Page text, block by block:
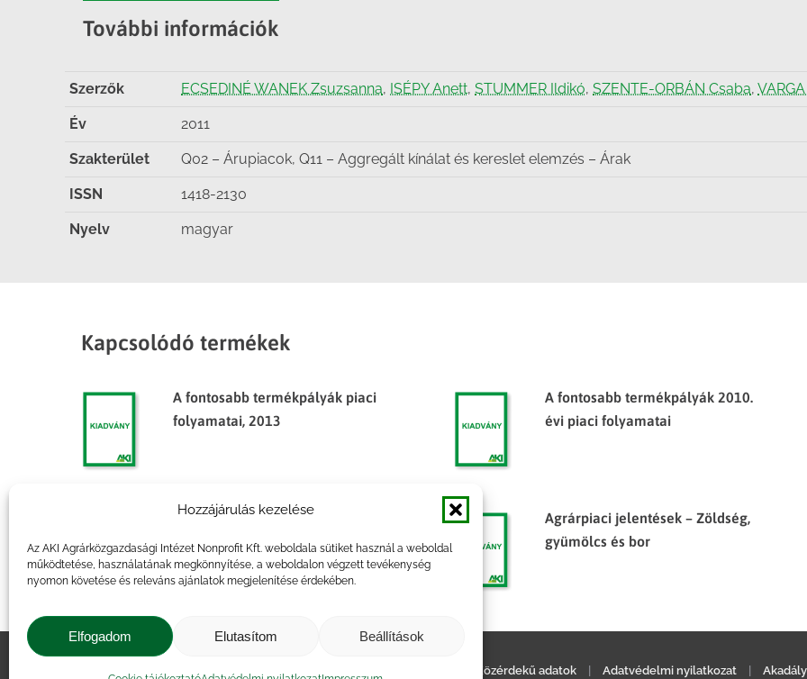
Hozzájárulás kezelése
Az AKI Agrárközgazdasági Intézet Nonprofit Kft. weboldala sütiket használ a weboldal
működtetése, használatának megkönnyítése, a weboldalon végzett tevékenység
nyomon követése és releváns ajánlatok megjelenítése érdekében.
Elfogadom Elutasítom Beállítások
További információk
Szerzők ECSEDINÉ WANEK Zsuzsanna, ISÉPY Anett, STUMMER Ildikó, SZENTE-ORBÁN Csaba,
Év 2011
Szakterület Q02 – Árupiacok, Q11 – Aggregált kínálat és kereslet elemzés – Árak
ISSN 1418-2130
Nyelv magyar
Kapcsolódó termékek
A fontosabb termékpályák piaci
folyamatai, 2013
A fontosabb termékpályák 2010.
évi piaci folyamatai
Agrárpiaci jelentések – Zöldség,
gyümölcs és bor
Agrárpiaci jelentések – Zöldség,
gyümölcs és bor
Impresszum Kapcsolat Közérdekű adatok Adatvédelmi nyilatkozat